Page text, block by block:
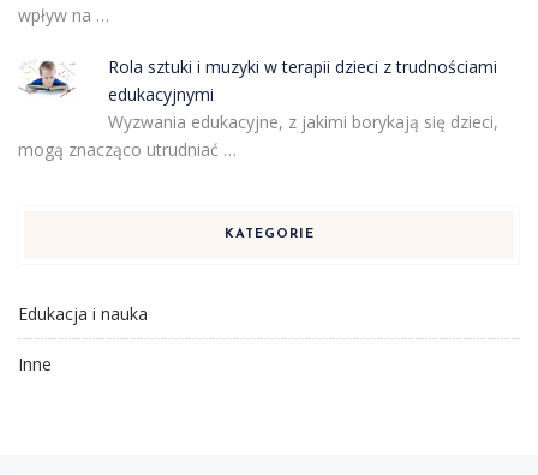
wpływ na …
Rola sztuki i muzyki w terapii dzieci z trudnościami
edukacyjnymi
Wyzwania edukacyjne, z jakimi borykają się dzieci,
mogą znacząco utrudniać …
KATEGORIE
Edukacja i nauka
Inne